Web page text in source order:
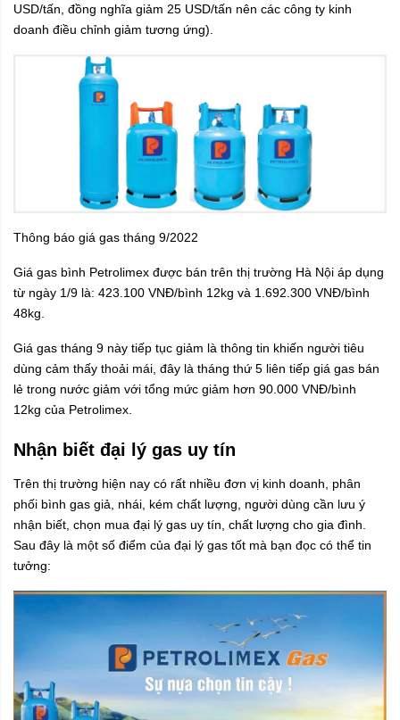
USD/tấn, đồng nghĩa giảm 25 USD/tấn nên các công ty kinh
doanh điều chỉnh giảm tương ứng).
Thông báo giá gas tháng 9/2022
Giá gas bình Petrolimex được bán trên thị trường Hà Nội áp dụng
từ ngày 1/9 là: 423.100 VNĐ/bình 12kg và 1.692.300 VNĐ/bình
48kg.
Giá gas tháng 9 này tiếp tục giảm là thông tin khiến người tiêu
dùng cảm thấy thoải mái, đây là tháng thứ 5 liên tiếp giá gas bán
lẻ trong nước giảm với tổng mức giảm hơn 90.000 VNĐ/bình
12kg của Petrolimex.
Nhận biết đại lý gas uy tín
Trên thị trường hiện nay có rất nhiều đơn vị kinh doanh, phân
phối bình gas giả, nhái, kém chất lượng, người dùng cần lưu ý
nhận biết, chọn mua đại lý gas uy tín, chất lượng cho gia đình.
Sau đây là một số điểm của đại lý gas tốt mà bạn đọc có thể tin
tưởng: